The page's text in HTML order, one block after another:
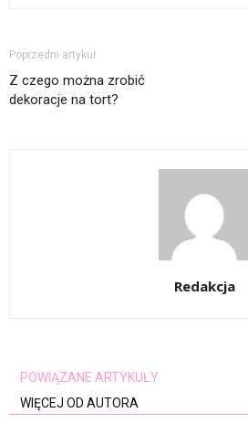
Poprzedni artykuł
Z czego można zrobić
dekoracje na tort?
Redakcja
POWIĄZANE ARTYKUŁY
WIĘCEJ OD AUTORA